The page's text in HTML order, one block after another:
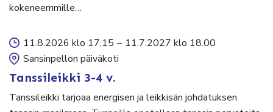
kokeneemmille…
11.8.2026 klo 17.15 – 11.7.2027 klo 18.00
Sansinpellon päiväkoti
Tanssileikki 3-4 v.
Tanssileikki tarjoaa energisen ja leikkisän johdatuksen